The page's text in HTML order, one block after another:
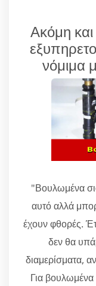
Ακόμη
νόμιμα
"Βουλωμένα
αυτό αλλά
έχουν φθορές.
δεν θα
διαμερίσματα,
Για βουλωμένα